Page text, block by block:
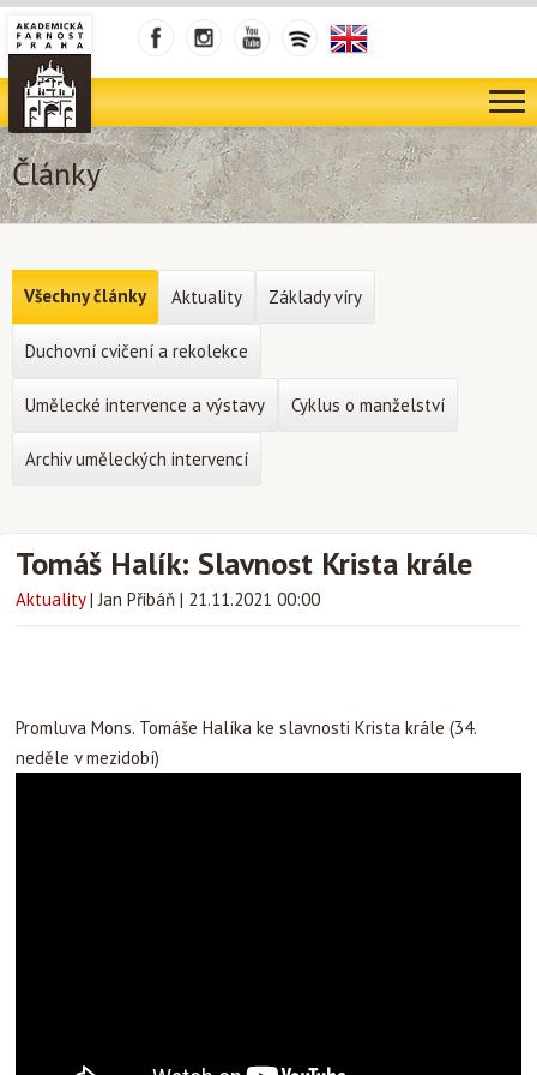
Články
Tomáš Halík: Slavnost Krista krále
Aktuality |Jan Přibáň | 21.11.2021 00:00
Promluva Mons. Tomáše Halíka ke slavnosti Krista krále (34.
neděle v mezidobí)
Všechny články Aktuality Základy víry
Duchovní cvičení a rekolekce
Umělecké intervence a výstavy Cyklus o manželství
Archiv uměleckých intervencí